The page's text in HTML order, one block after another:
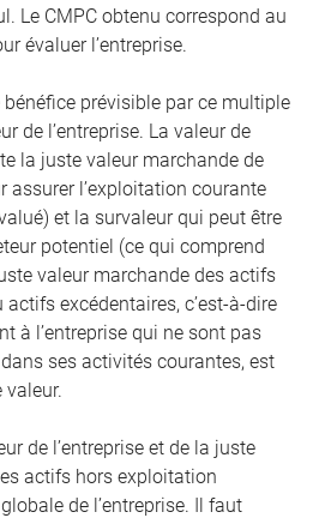
Le CMPC obtenu correspond au
évaluer l’entreprise.
prévisible par ce multiple
de l’entreprise. La valeur de
la juste valeur marchande de
assurer l’exploitation courante
et la survaleur qui peut être
potentiel (ce qui comprend
valeur marchande des actifs
excédentaires, c’est-à-dire
à l’entreprise qui ne sont pas
ses activités courantes, est
de l’entreprise et de la juste
actifs hors exploitation
de l’entreprise. Il faut